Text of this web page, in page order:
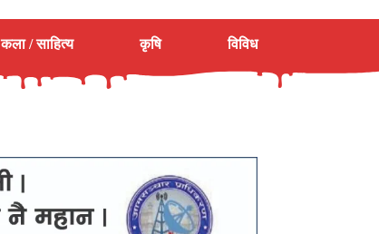
कला / साहित्य कृषि विविध